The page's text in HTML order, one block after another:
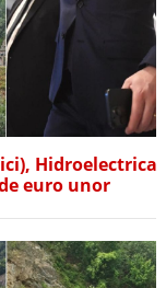
Hidroelectrica
euro unor